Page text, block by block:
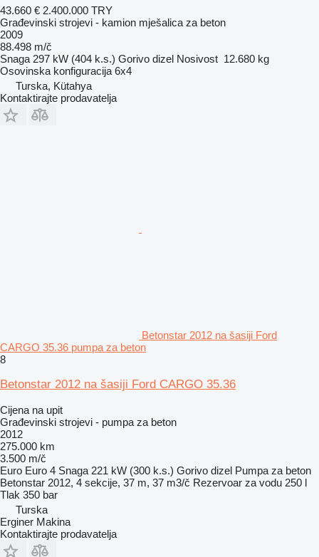
43.660 € 2.400.000 TRY
Građevinski strojevi - kamion mješalica za beton
2009
88.498 m/č
Snaga 297 kW (404 k.s.) Gorivo dizel Nosivost 12.680 kg
Osovinska konfiguracija 6x4
Turska, Kütahya
Kontaktirajte prodavatelja
Betonstar 2012 na šasiji Ford
CARGO 35.36 pumpa za beton
8
Betonstar 2012 na šasiji Ford CARGO 35.36
Cijena na upit
Građevinski strojevi - pumpa za beton
2012
275.000 km
3.500 m/č
Euro Euro 4 Snaga 221 kW (300 k.s.) Gorivo dizel Pumpa za beton
Betonstar 2012, 4 sekcije, 37 m, 37 m3/č Rezervoar za vodu 250 l
Tlak 350 bar
Turska
Erginer Makina
Kontaktirajte prodavatelja